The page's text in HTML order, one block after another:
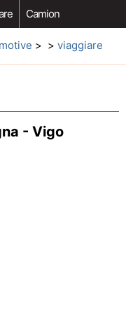
Camion
Opzioni Aftermarket
> > viaggiare
- Vigo